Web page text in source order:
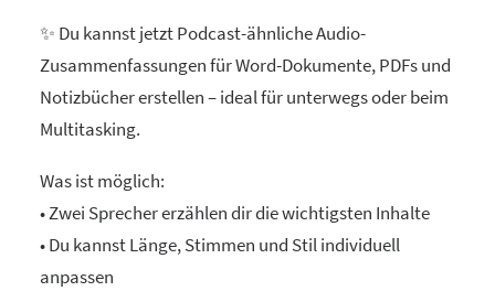
✨ Du kannst jetzt Podcast-ähnliche Audio-
Zusammenfassungen für Word-Dokumente, PDFs und
Notizbücher erstellen – ideal für unterwegs oder beim
Multitasking.
Was ist möglich:
• Zwei Sprecher erzählen dir die wichtigsten Inhalte
• Du kannst Länge, Stimmen und Stil individuell
anpassen